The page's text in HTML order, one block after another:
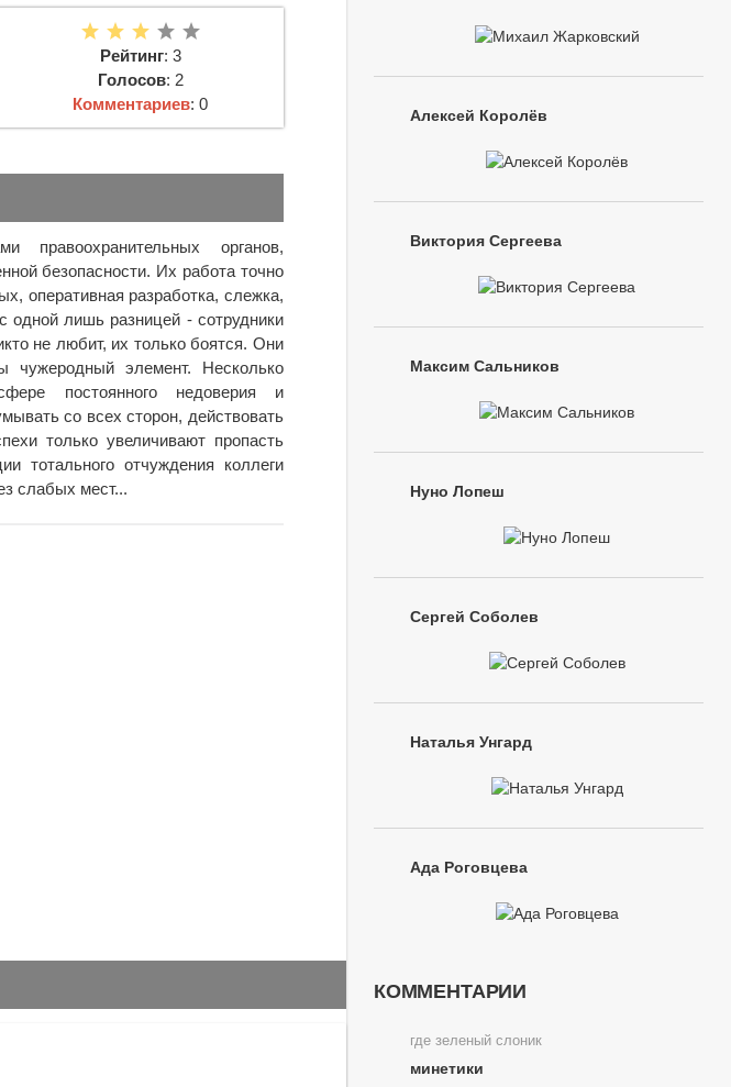
Рейтинг: 3
Голосов: 2
Комментариев: 0
правоохранительных органов,
безопасности. Их работа точно
оперативная разработка, слежка,
одной лишь разницей - сотрудники
не любит, их только боятся. Они
чужеродный элемент. Несколько
постоянного недоверия и
со всех сторон, действовать
только увеличивают пропасть
отчуждения коллеги
слабых мест...
Алексей Королёв
Виктория Сергеева
Максим Сальников
Нуно Лопеш
Сергей Соболев
Наталья Унгард
Ада Роговцева
КОММЕНТАРИИ
где зеленый слоник
минетики